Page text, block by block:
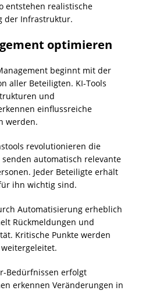
entstehen realistische
der Infrastruktur.
optimieren
beginnt mit der
aller Beteiligten. KI-Tools
und
einflussreiche
werden.
revolutionieren die
automatisch relevante
Jeder Beteiligte erhält
ihn wichtig sind.
Automatisierung erheblich
Rückmeldungen und
Kritische Punkte werden
Bedürfnissen erfolgt
erkennen Veränderungen in